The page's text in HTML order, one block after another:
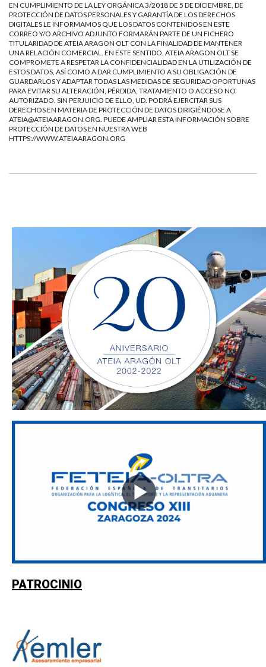
EN CUMPLIMIENTO DE LA LEY ORGÁNICA 3/2018 DE 5 DE DICIEMBRE, DE
PROTECCIÓN DE DATOS PERSONALES Y GARANTÍA DE LOS DERECHOS
DIGITALES LE INFORMAMOS QUE LOS DATOS CONTENIDOS EN ESTE
CORREO Y/O ARCHIVO ADJUNTO FORMARÁN PARTE DE UN FICHERO
TITULARIDAD DE ATEIA ARAGON OLT CON LA FINALIDAD DE MANTENER
UNA RELACIÓN COMERCIAL. EN ESTE SENTIDO, ATEIA ARAGON OLT SE
COMPROMETE A RESPETAR LA CONFIDENCIALIDAD EN LA UTILIZACIÓN DE
ESTOS DATOS, ASÍ COMO A DAR CUMPLIMIENTO A SU OBLIGACIÓN DE
GUARDARLOS Y ADAPTAR TODAS LAS MEDIDAS DE SEGURIDAD OPORTUNAS
PARA EVITAR SU ALTERACIÓN, PÉRDIDA, TRATAMIENTO O ACCESO NO
AUTORIZADO. SIN PERJUICIO DE ELLO, UD. PODRÁ EJERCITAR SUS
DERECHOS EN MATERIA DE PROTECCIÓN DE DATOS DIRIGIÉNDOSE A
ATEIA@ATEIAARAGON.ORG. PUEDE AMPLIAR ESTA INFORMACIÓN SOBRE
PROTECCIÓN DE DATOS EN NUESTRA WEB
HTTPS://WWW.ATEIAARAGON.ORG
PATROCINIO